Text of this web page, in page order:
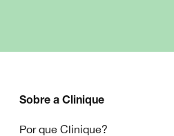
Sobre a Clinique
Por que Clinique?